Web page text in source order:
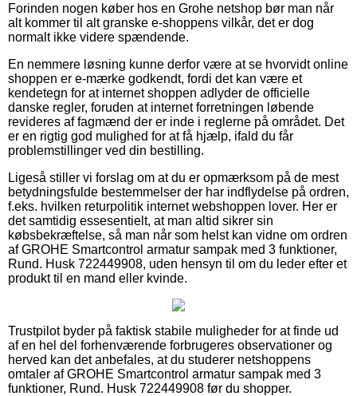
Forinden nogen køber hos en Grohe netshop bør man når
alt kommer til alt granske e-shoppens vilkår, det er dog
normalt ikke videre spændende.
En nemmere løsning kunne derfor være at se hvorvidt online
shoppen er e-mærke godkendt, fordi det kan være et
kendetegn for at internet shoppen adlyder de officielle
danske regler, foruden at internet forretningen løbende
revideres af fagmænd der er inde i reglerne på området. Det
er en rigtig god mulighed for at få hjælp, ifald du får
problemstillinger ved din bestilling.
Ligeså stiller vi forslag om at du er opmærksom på de mest
betydningsfulde bestemmelser der har indflydelse på ordren,
f.eks. hvilken returpolitik internet webshoppen lover. Her er
det samtidig essesentielt, at man altid sikrer sin
købsbekræftelse, så man når som helst kan vidne om ordren
af GROHE Smartcontrol armatur sampak med 3 funktioner,
Rund. Husk 722449908, uden hensyn til om du leder efter et
produkt til en mand eller kvinde.
Trustpilot byder på faktisk stabile muligheder for at finde ud
af en hel del forhenværende forbrugeres observationer og
herved kan det anbefales, at du studerer netshoppens
omtaler af GROHE Smartcontrol armatur sampak med 3
funktioner, Rund. Husk 722449908 før du shopper.